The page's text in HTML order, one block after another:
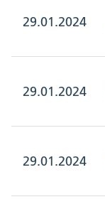
29.01.2024
29.01.2024
29.01.2024